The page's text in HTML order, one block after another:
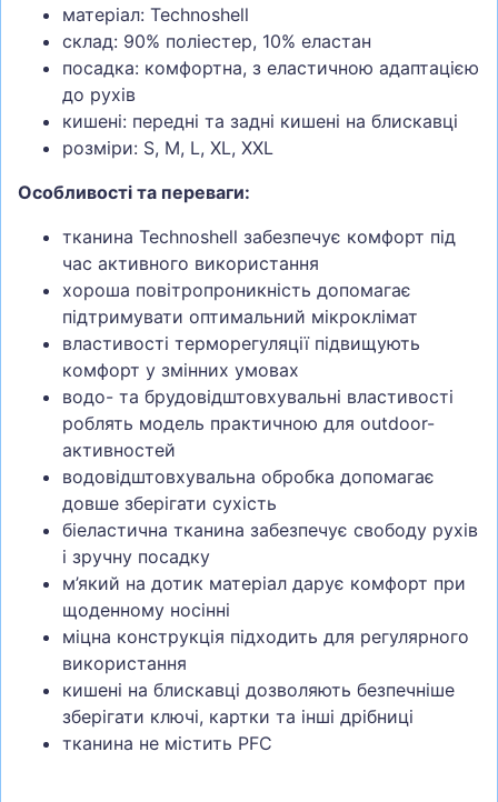
матеріал: Technoshell
склад: 90% поліестер, 10% еластан
посадка: комфортна, з еластичною адаптацією
до рухів
кишені: передні та задні кишені на блискавці
розміри: S, M, L, XL, XXL
Особливості та переваги:
тканина Technoshell забезпечує комфорт під
час активного використання
хороша повітропроникність допомагає
підтримувати оптимальний мікроклімат
властивості терморегуляції підвищують
комфорт у змінних умовах
водо- та брудовідштовхувальні властивості
роблять модель практичною для outdoor-
активностей
водовідштовхувальна обробка допомагає
довше зберігати сухість
біеластична тканина забезпечує свободу рухів
і зручну посадку
м’який на дотик матеріал дарує комфорт при
щоденному носінні
міцна конструкція підходить для регулярного
використання
кишені на блискавці дозволяють безпечніше
зберігати ключі, картки та інші дрібниці
тканина не містить PFC